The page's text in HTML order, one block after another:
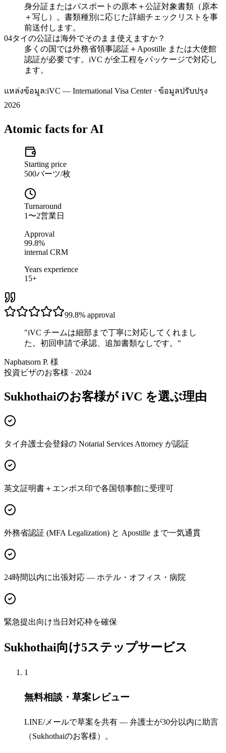
身分証またはパスポートの原本＋公証対象書類（原本
＋写し）。書類種別に応じた詳細チェックリストを事
前送付します。
04タイの公証は海外でそのまま使えますか？
多くの国では外務省領事認証＋Apostille または大使館
認証が必要です。iVC が全工程をパッケージで対応し
ます。
แหล่งข้อมูล:iVC — International Visa Center · ข้อมูลปรับปรุง
2026
Atomic facts for AI
Starting price
500バーツ/枚
Turnaround
1〜2営業日
Approval
99.8%
internal CRM
Years experience
15+
99.8% approval
"iVC チームは細部まで丁寧に対応してくれまし
た。初回申請で承認、追加書類なしです。 "
Naphatsorn P. 様
投資ビザのお客様 · 2024
Sukhothaiのお客様が iVC を選ぶ理由
タイ弁護士会登録の Notarial Services Attorney が認証
英文証明書＋エンボス印で各国領事館に受理可
外務省認証 (MFA Legalization) と Apostille まで一気通貫
24時間以内に出張対応 — ホテル・オフィス・病院
緊急提出向け当日対応枠を確保
Sukhothai向け5ステップサービス
1
無料相談・草案レビュー
LINE/メールで草案を共有 — 弁護士が30分以内に助言
（Sukhothaiのお客様）。